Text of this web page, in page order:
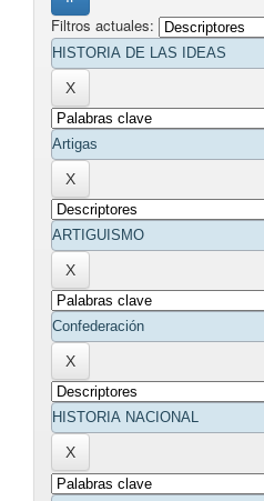
Filtros actuales: